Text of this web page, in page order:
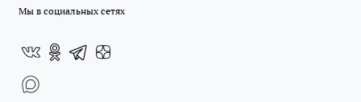
Мы в социальных сетях